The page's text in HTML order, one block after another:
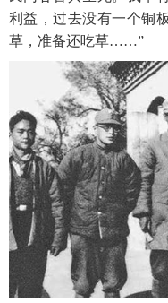
利益，过去没有一个铜
草，准备还吃草……”